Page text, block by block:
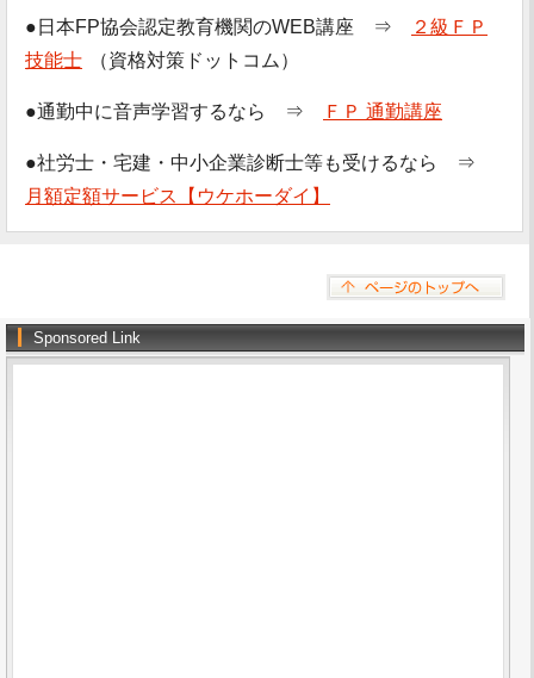
●日本FP協会認定教育機関のWEB講座 ⇒
２級ＦＰ
技能士
（資格対策ドットコム）
●通勤中に音声学習するなら ⇒ ＦＰ 通勤講座
●社労士・宅建・中小企業診断士等も受けるなら ⇒
月額定額サービス【ウケホーダイ】
Sponsored Link